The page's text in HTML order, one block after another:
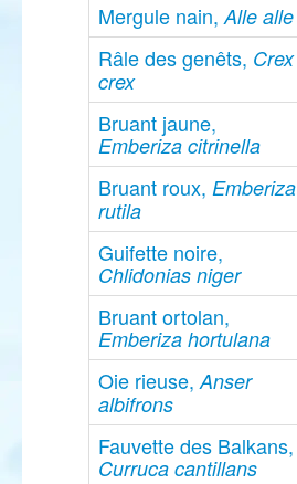
Mergule nain,Alle alle
Râle des genêts, Crex
crex
Bruant jaune,
Emberiza citrinella
Bruant roux, Emberiza
rutila
Guifette noire,
Chlidonias niger
Bruant ortolan,
Emberiza hortulana
Oie rieuse,Anser
albifrons
Fauvette des Balkans,
Curruca cantillans